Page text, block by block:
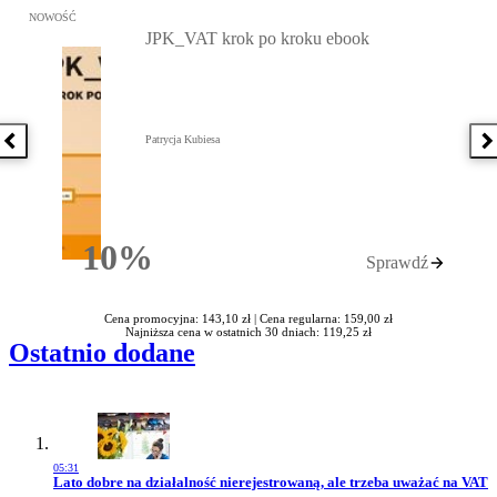
Poprzednia książka
Przejdź do: JPK_VAT krok po kroku ebook, Patrycja Kubiesa -
NOWOŚĆ
10%Rabatu
JPK_VAT krok po kroku ebook
Patrycja Kubiesa
Sprawdź
Cena promocyjna: 143,10 zł | Cena regularna: 159,00 zł
Najniższa cena w ostatnich 30 dniach: 119,25 zł
Ostatnio dodane
05:31
Przejdź do artykułu:
Lato dobre na działalność nierejestrowaną, ale trzeba uważać na VAT